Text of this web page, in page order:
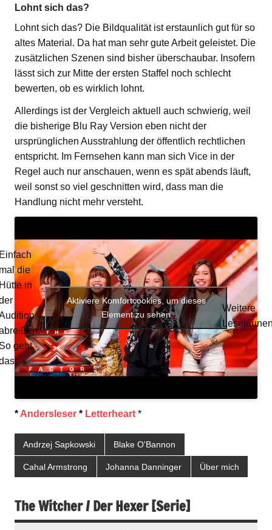
Lohnt sich das?
Lohnt sich das? Die Bildqualität ist erstaunlich gut für so
altes Material. Da hat man sehr gute Arbeit geleistet. Die
zusätzlichen Szenen sind bisher überschaubar. Insofern
lässt sich zur Mitte der ersten Staffel noch schlecht
bewerten, ob es wirklich lohnt.
Allerdings ist der Vergleich aktuell auch schwierig, weil
die bisherige Blu Ray Version eben nicht der
ursprünglichen Ausstrahlung der öffentlich rechtlichen
entspricht. Im Fernsehen kann man sich Vice in der
Regel auch nur anschauen, wenn es spät abends läuft,
weil sonst so viel geschnitten wird, dass man die
Handlung nicht mehr versteht.
die
in
geht
Weitere
Aktiviere Komfortcookies, um dieses
Element zu sehen
*Andersleser * Letterheart *
Andrzej Sapkowski Blake O'Bannon
Cahal Armstrong Johanna Danninger Über mich
The Witcher / Der Hexer [Serie]